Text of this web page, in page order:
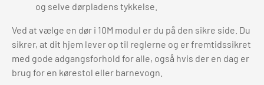
og selve dørpladens tykkelse.
Ved at vælge en dør i 10M modul er du på den sikre side. Du
sikrer, at dit hjem lever op til reglerne og er fremtidssikret
med gode adgangsforhold for alle, også hvis der en dag er
brug for en kørestol eller barnevogn.